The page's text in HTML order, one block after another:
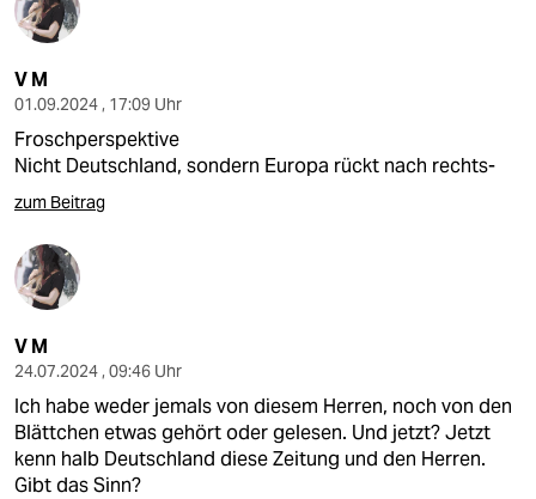
V M
01.09.2024 , 17:09 Uhr
Froschperspektive
Nicht Deutschland, sondern Europa rückt nach rechts-
zum Beitrag
V M
24.07.2024 , 09:46 Uhr
Ich habe weder jemals von diesem Herren, noch von den
Blättchen etwas gehört oder gelesen. Und jetzt? Jetzt
kenn halb Deutschland diese Zeitung und den Herren.
Gibt das Sinn?